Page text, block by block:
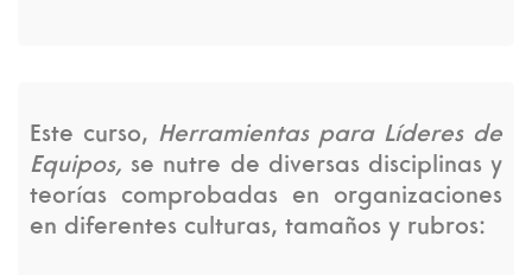
Este curso, Herramientas para Líderes de
Equipos, se nutre de diversas disciplinas y
teorías comprobadas en organizaciones
en diferentes culturas, tamaños y rubros: